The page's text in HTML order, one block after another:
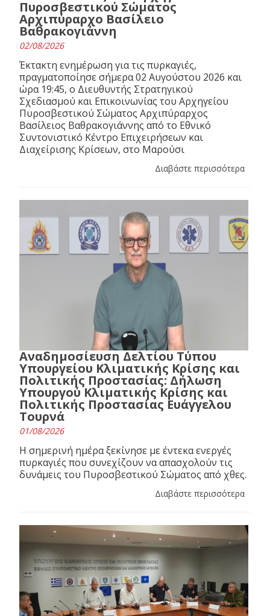
Πυροσβεστικού Σώματος
Αρχιπύραρχο Βασίλειο
Βαθρακογιάννη
02/08/2026
Έκτακτη ενημέρωση για τις πυρκαγιές,
πραγματοποίησε σήμερα 02 Αυγούστου 2026 και
ώρα 19:45, ο Διευθυντής Στρατηγικού
Σχεδιασμού και Επικοινωνίας του Αρχηγείου
Πυροσβεστικού Σώματος Αρχιπύραρχος
Βασίλειος Βαθρακογιάννης από το Εθνικό
Συντονιστικό Κέντρο Επιχειρήσεων και
Διαχείρισης Κρίσεων, στο Μαρούσι
Διαβάστε περισσότερα
Αναδημοσίευση Δελτίου Τύπου
Υπουργείου Κλιματικής Κρίσης και
Πολιτικής Προστασίας: Δήλωση
Υπουργού Κλιματικής Κρίσης και
Πολιτικής Προστασίας Ευάγγελου
Τουρνά
01/08/2026
Η σημερινή ημέρα ξεκίνησε με έντεκα ενεργές
πυρκαγιές που συνεχίζουν να απασχολούν τις
δυνάμεις του Πυροσβεστικού Σώματος από χθες.
Διαβάστε περισσότερα